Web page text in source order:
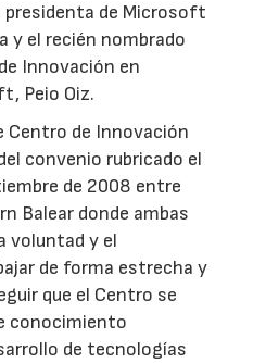
presidenta de Microsoft
y el recién nombrado
Innovación en
Peio Oiz.
Centro de Innovación
convenio rubricado el
de 2008 entre
Balear donde ambas
voluntad y el
de forma estrecha y
que el Centro se
conocimiento
de tecnologías